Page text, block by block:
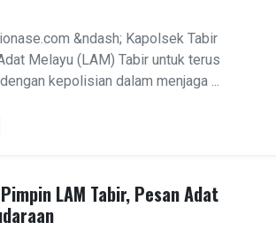
&ndash; Kapolsek Tabir
Melayu (LAM) Tabir untuk terus
kepolisian dalam menjaga ...
LAM Tabir, Pesan Adat